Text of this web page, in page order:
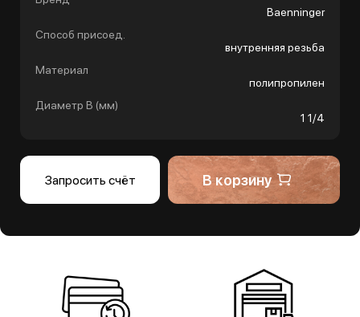
Baenninger
Способ присоед.
внутренняя резьба
Материал
полипропилен
Диаметр B (мм)
1 1/4
Запросить счёт В корзину